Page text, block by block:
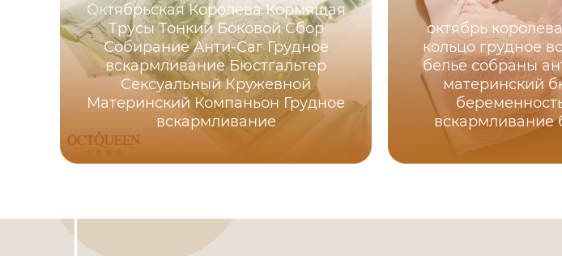
Октябрьская Королева Кормящая
Трусы Тонкий Боковой Сбор
Собирание Анти-Саг Грудное
вскармливание Бюстгальтер
Сексуальный Кружевной
Материнский Компаньон Грудное
вскармливание
октябрь
кольцо грудное
белье собраны
материнский
вскармливание